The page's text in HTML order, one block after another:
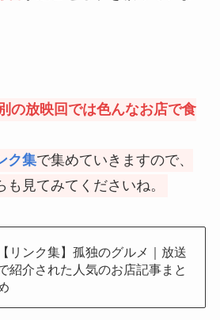
の放映回では色んなお店で食
ク集で集めていきますので、
見てみてくださいね。
【リンク集】孤独のグルメ｜放送
紹介された人気のお店記事まと